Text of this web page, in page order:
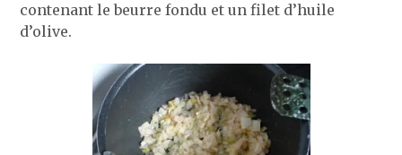
contenant le beurre fondu et un filet d’huile
d’olive.